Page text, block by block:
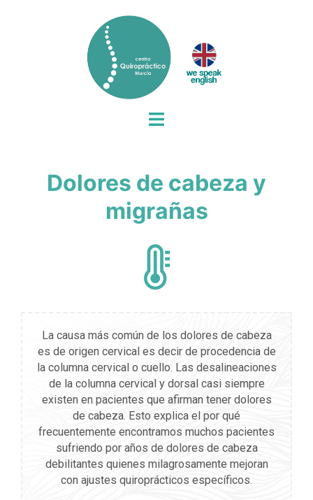
Alternar
Dolores de cabeza y
migrañas
La causa más común de los dolores de cabeza
es de origen cervical es decir de procedencia de
la columna cervical o cuello. Las desalineaciones
de la columna cervical y dorsal casi siempre
existen en pacientes que afirman tener dolores
de cabeza. Esto explica el por qué
frecuentemente encontramos muchos pacientes
sufriendo por años de dolores de cabeza
debilitantes quienes milagrosamente mejoran
con ajustes quiroprácticos específicos.